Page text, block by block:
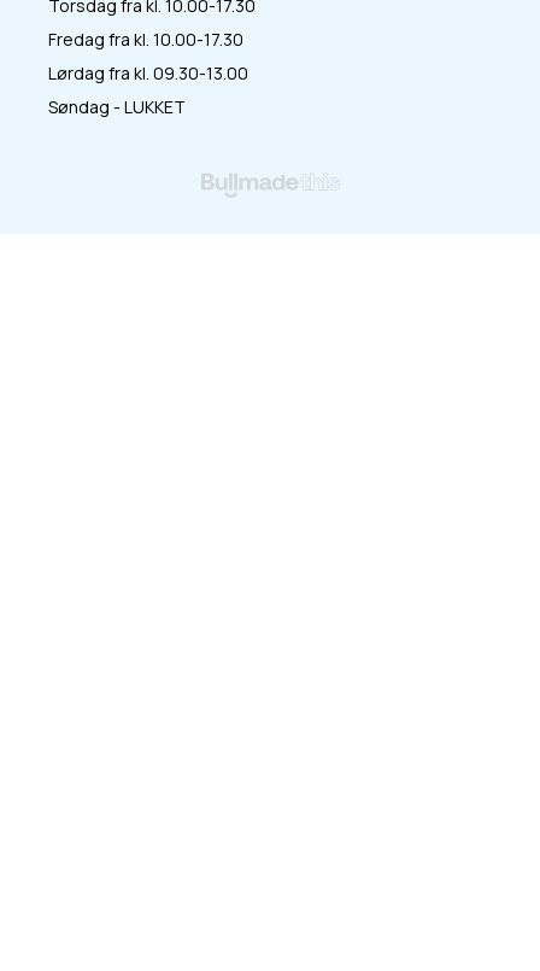
Torsdag fra kl. 10.00-17.30
Fredag fra kl. 10.00-17.30
Lørdag fra kl. 09.30-13.00
Søndag - LUKKET